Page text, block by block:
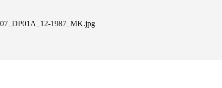
07_DP01A_12-1987_MK.jpg